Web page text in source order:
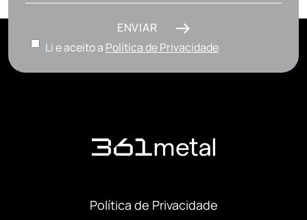
ENVIAR
Li e aceito a Política de Privacidade
Política de Privacidade